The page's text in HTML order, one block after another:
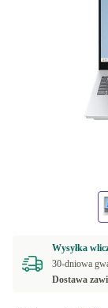
Wysyłka
30-dniowa
Dostawa